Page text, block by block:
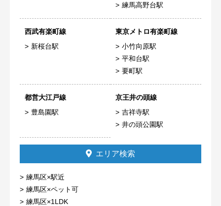
練馬高野台駅
西武有楽町線
新桜台駅
東京メトロ有楽町線
小竹向原駅
平和台駅
要町駅
都営大江戸線
豊島園駅
京王井の頭線
吉祥寺駅
井の頭公園駅
エリア検索
練馬区×駅近
練馬区×ペット可
練馬区×1LDK